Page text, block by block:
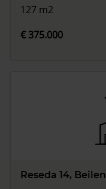
127 m2
€ 375.000
Reseda 14, Beilen